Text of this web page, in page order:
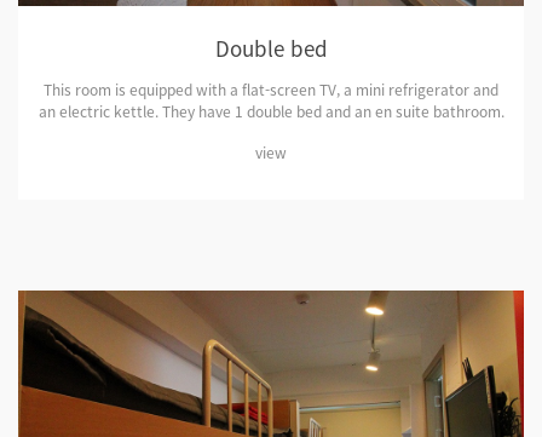
Double bed
This room is equipped with a flat-screen TV, a mini refrigerator and
an electric kettle. They have 1 double bed and an en suite bathroom.
view